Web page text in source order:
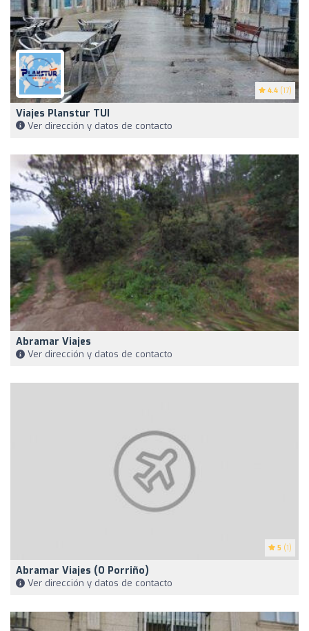
4.4 (17)
Viajes Planstur TUI
Ver dirección y datos de contacto
Abramar Viajes
Ver dirección y datos de contacto
5 (1)
Abramar Viajes (O Porriño)
Ver dirección y datos de contacto